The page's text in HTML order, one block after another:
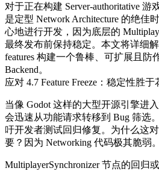
对于正在构建 Server-authoritative
是定型 Network Architecture 的绝佳
心地进行开发，因为底层的
最终发布前保持稳定。本文将详细
features 构建一个鲁棒、可扩展且防
Backend。
应对 4.7 Feature Freeze：稳定性胜
当像 Godot 这样的大型开源引擎进
会迅速从功能请求转移到 Bug 筛选
吁开发者测试回归修复。为什么这
要？因为 Networking 代码极其脆弱。
MultiplayerSynchronizer节点的回归或